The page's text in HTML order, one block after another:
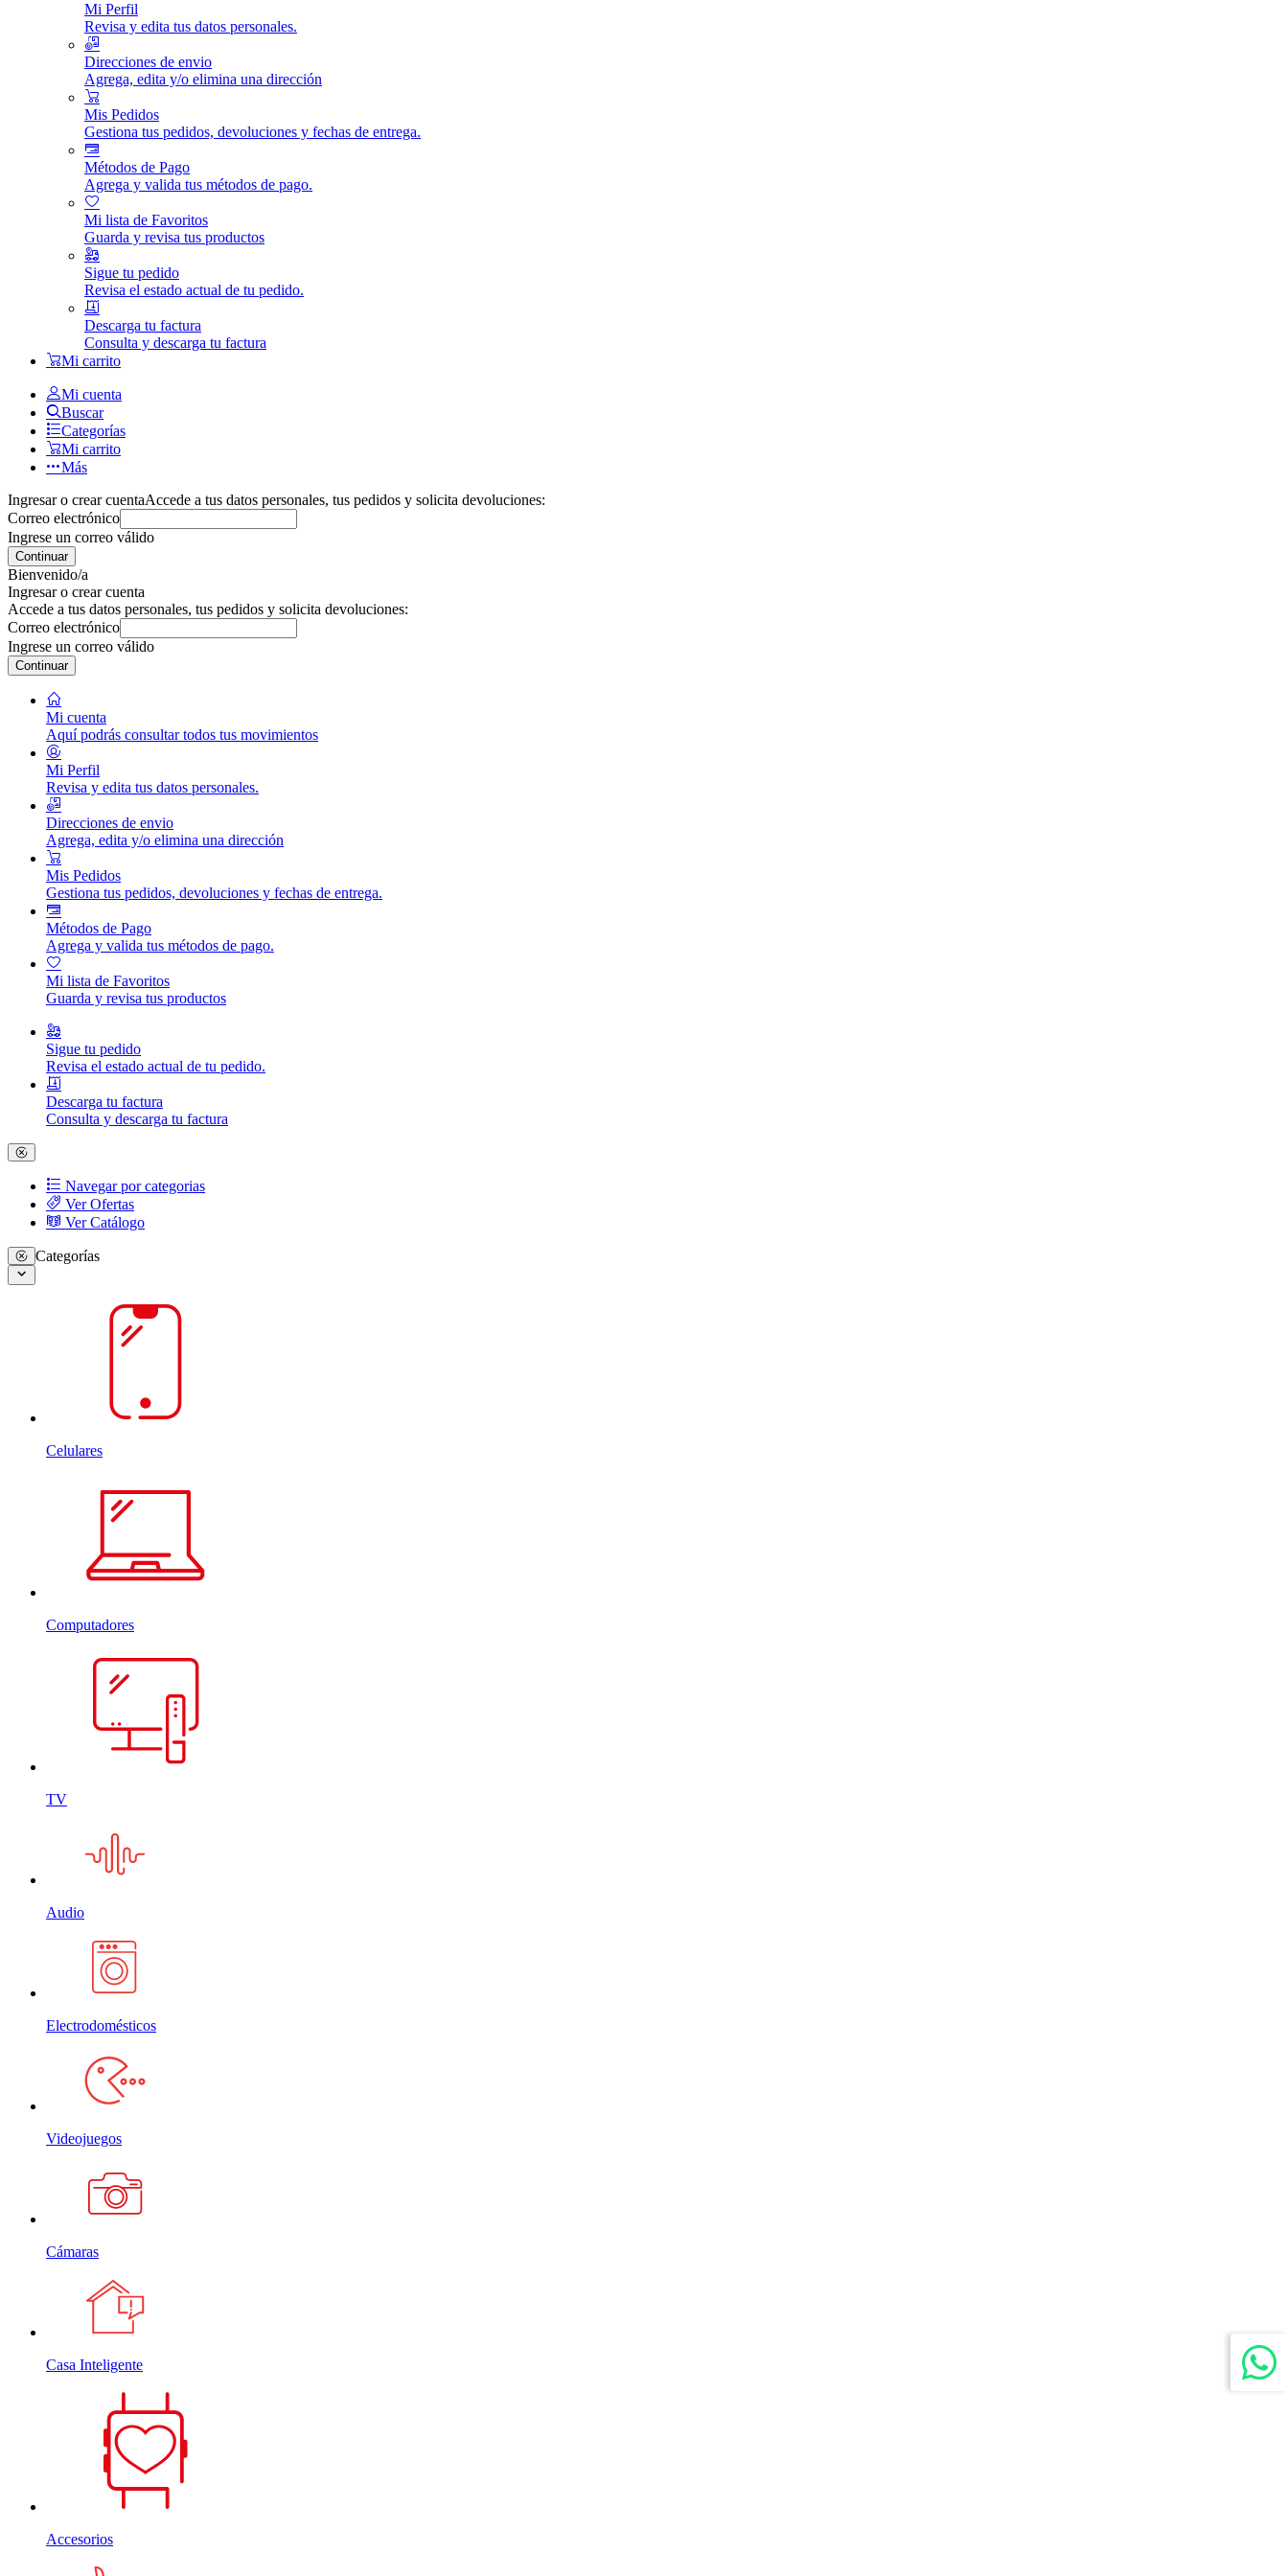
Mi Perfil
Revisa y edita tus datos personales.
Direcciones de envio
Agrega, edita y/o elimina una dirección
Mis Pedidos
Gestiona tus pedidos, devoluciones y fechas de entrega.
Métodos de Pago
Agrega y valida tus métodos de pago.
Mi lista de Favoritos
Guarda y revisa tus productos
Sigue tu pedido
Revisa el estado actual de tu pedido.
Descarga tu factura
Consulta y descarga tu factura
Mi carrito
Mi cuenta
Buscar
Categorías
Mi carrito
Más
Ingresar o crear cuentaAccede a tus datos personales, tus pedidos y solicita devoluciones:
Correo electrónico
Ingrese un correo válido
Continuar
Bienvenido/a
Ingresar o crear cuenta
Accede a tus datos personales, tus pedidos y solicita devoluciones:
Correo electrónico
Ingrese un correo válido
Continuar
Mi cuenta
Aquí podrás consultar todos tus movimientos
Mi Perfil
Revisa y edita tus datos personales.
Direcciones de envio
Agrega, edita y/o elimina una dirección
Mis Pedidos
Gestiona tus pedidos, devoluciones y fechas de entrega.
Métodos de Pago
Agrega y valida tus métodos de pago.
Mi lista de Favoritos
Guarda y revisa tus productos
Sigue tu pedido
Revisa el estado actual de tu pedido.
Descarga tu factura
Consulta y descarga tu factura
Navegar por categorias
Ver Ofertas
Ver Catálogo
Categorías
Celulares
Computadores
TV
Audio
Electrodomésticos
Videojuegos
Cámaras
Casa Inteligente
Accesorios